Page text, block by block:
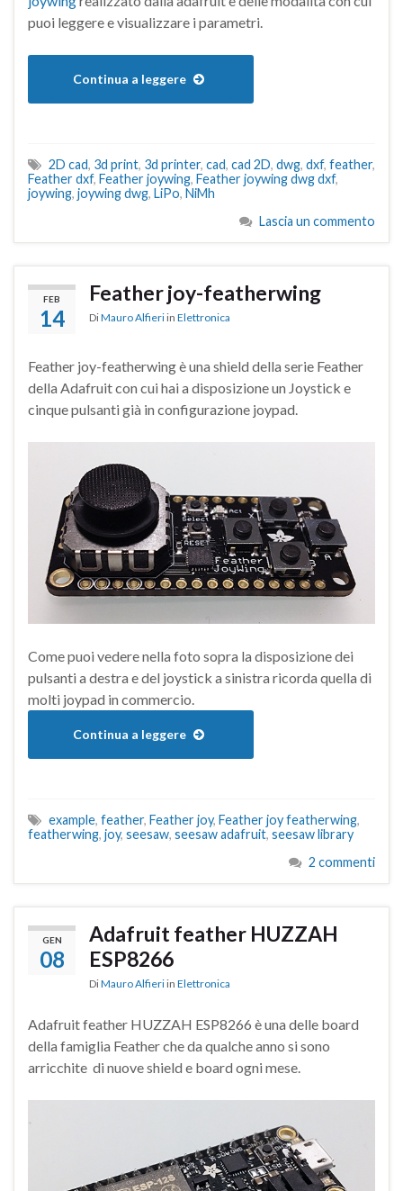
puoi leggere e visualizzare i parametri.
Continua a leggere
2D cad, 3d print, 3d printer, cad, cad 2D, dwg, dxf, feather,
Feather dxf, Feather joywing, Feather joywing dwg dxf,
joywing, joywing dwg, LiPo, NiMh
Lascia un commento
FEB
14
Feather joy-featherwing
DiMauro Alfieri in Elettronica
Feather joy-featherwing è una shield della serie Feather
della Adafruit con cui hai a disposizione un Joystick e
cinque pulsanti già in configurazione joypad.
Come puoi vedere nella foto sopra la disposizione dei
pulsanti a destra e del joystick a sinistra ricorda quella di
molti joypad in commercio.
Continua a leggere
example, feather, Feather joy, Feather joy featherwing,
featherwing, joy, seesaw, seesaw adafruit, seesaw library
2 commenti
GEN
08
Adafruit feather HUZZAH
ESP8266
DiMauro Alfieri in Elettronica
Adafruit feather HUZZAH ESP8266 è una delle board
della famiglia Feather che da qualche anno si sono
arricchite di nuove shield e board ogni mese.